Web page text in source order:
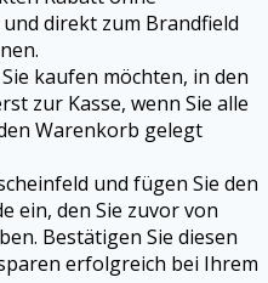
direkt zum Brandfield
kaufen möchten, in den
zur Kasse, wenn Sie alle
Warenkorb gelegt
und fügen Sie den
ein, den Sie zuvor von
Bestätigen Sie diesen
erfolgreich bei Ihrem